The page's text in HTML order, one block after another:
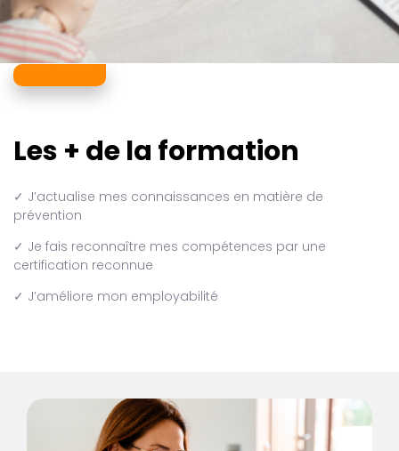
Je m'inscris
Les + de la formation
✓ J’actualise mes connaissances en matière de
prévention
✓ Je fais reconnaître mes compétences par une
certification reconnue
✓ J’améliore mon employabilité